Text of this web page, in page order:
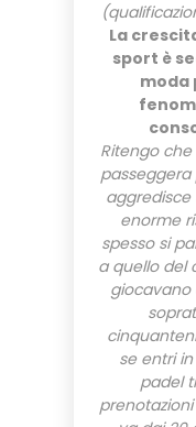
La
sport è
moda
Ritengo
aggredisce
enorme
spesso si
a quello del
giocavano
se entri
padel